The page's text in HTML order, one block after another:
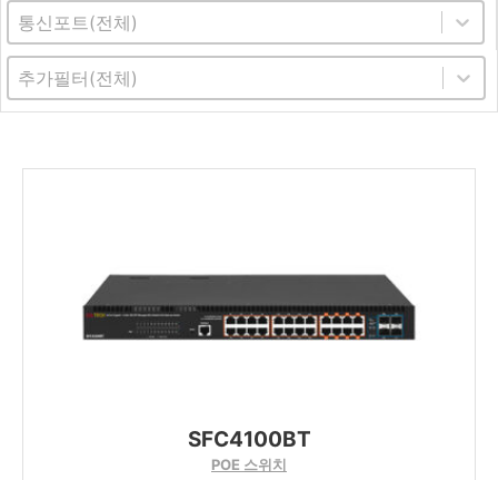
Switch Ports
Select content
Switch Filter
Select content
SFC4100BT
POE 스위치